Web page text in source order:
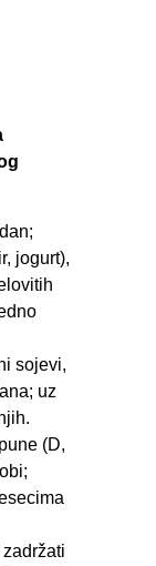
jogurt),
sojevi,
uz
(D,